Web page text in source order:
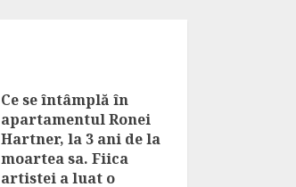
Ce se întâmplă în
apartamentul Ronei
Hartner, la 3 ani de la
moartea sa. Fiica
artistei a luat o